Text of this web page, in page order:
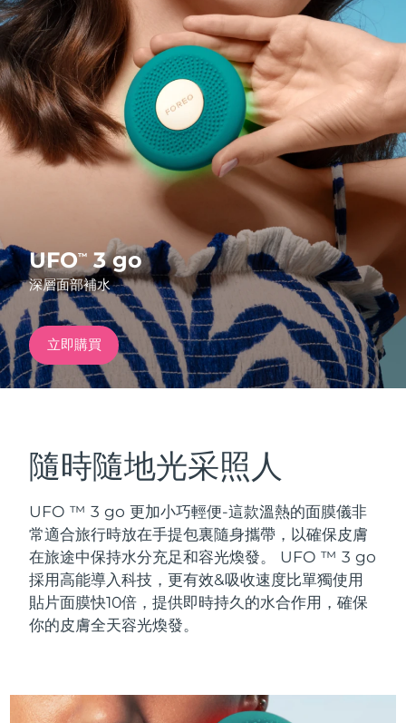
UFO™ 3 go
深層面部補水
立即購買
隨時隨地光采照人
UFO ™ 3 go 更加小巧輕便-這款溫熱的面膜儀非
常適合旅行時放在手提包裏隨身攜帶，以確保皮膚
在旅途中保持水分充足和容光煥發。
UFO ™ 3 go
採用高能導入科技，更有效&吸收速度比單獨使用
貼片面膜快10倍，提供即時持久的水合作用，確保
你的皮膚全天容光煥發。
我的訂閱
FAQ™ Dual LED Panel
熱門產品
特別優惠 暢銷產品
紅光療法
面部清潔
LUNA™ 4 套裝
Anti-aging massage
緊致提拉
BEAR™ 2 套裝
Microcurrent toning
Deep facial hydration
Hybrid silicone sonic toothbrush
FAQ™ 抗老護理
發貨國家
美國 預計送達日期8/10/26
英國 預計送達日期8/9/26
西班牙 預計送達日期8/9/26
預計送達日期 8/12/26
法國 預計送達日期8/9/26
德國 預計送達日期8/9/26
加拿大 預計送達日期8/13/26
奧地利 預計送達日期
比利時 預計送達日期8/9/26
百慕達 預計送達日期8/15/26
波士尼亞與赫塞哥維納
保加利亞 預計送達日期